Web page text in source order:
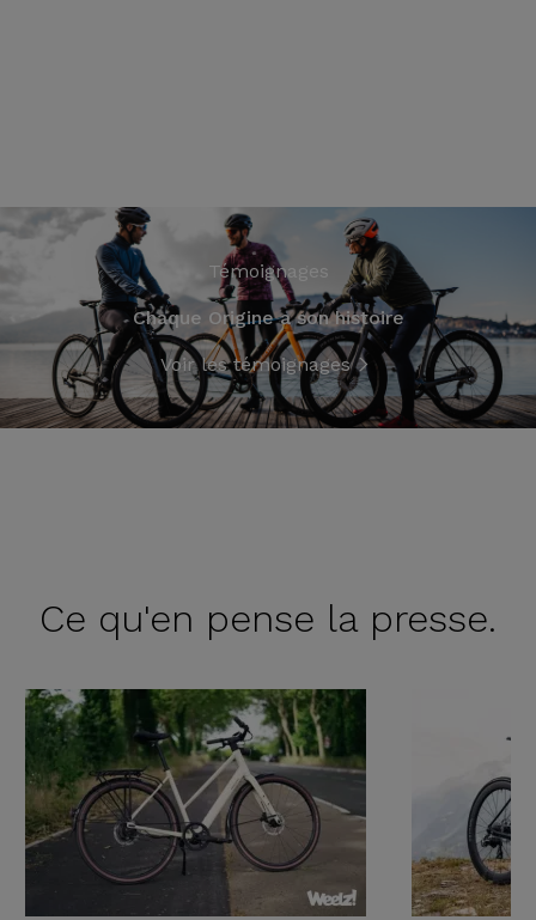
Témoignages
Chaque Origine a son histoire
Voir les témoignages
Ce qu'en pense la presse.